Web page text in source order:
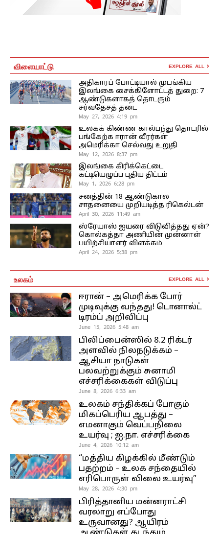
விளையாட்டு EXPLORE ALL
அதிகாரப் போட்டியால் முடங்கிய
இலங்கை சைக்கிளோட்டத் துறை: 7
ஆண்டுகளாகத் தொடரும்
சர்வதேசத் தடை
May 27, 2026 4:19 pm
உலகக் கிண்ண கால்பந்து தொடரில்
பங்கேற்க ஈரான் வீரர்கள்
அமெரிக்கா செல்வது உறுதி
May 12, 2026 8:37 pm
இலங்கை கிரிக்கெட்டை
கட்டியெழுப்ப புதிய திட்டம்
May 1, 2026 6:28 pm
சனத்தின் 18 ஆண்டுகால
சாதனையை முறியடித்த ரிகெல்டன்
April 30, 2026 11:49 am
ஸ்ரேயாஸ் ஐயரை விடுவித்தது ஏன்?
கொல்கத்தா அணியின் முன்னாள்
பயிற்சியாளர் விளக்கம்
April 24, 2026 5:38 pm
உலகம் EXPLORE ALL
ஈரான் – அமெரிக்க போர்
முடிவுக்கு வந்தது! டொனால்ட்
டிரம்ப் அறிவிப்பு
June 15, 2026 5:48 am
பிலிப்பைன்ஸில் 8.2 ரிக்டர்
அளவில் நிலநடுக்கம் –
ஆசியா நாடுகள்
பலவற்றுக்கும் சுனாமி
எச்சரிக்கைகள் விடுப்பு
June 8, 2026 6:33 am
உலகம் சந்திக்கப் போகும்
மிகப்பெரிய ஆபத்து –
எமனாகும் வெப்பநிலை
உயர்வு ; ஐ.நா. எச்சரிக்கை
June 4, 2026 10:12 am
“மத்திய கிழக்கில் மீண்டும்
பதற்றம் – உலக சந்தையில்
எரிபொருள் விலை உயர்வு”
May 28, 2026 4:30 pm
பிரித்தானிய மன்னராட்சி
வரலாறு எப்போது
உருவானது? ஆயிரம்